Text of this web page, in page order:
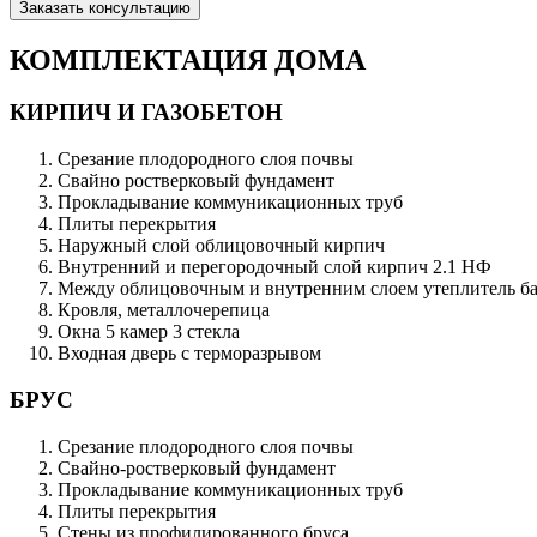
Заказать консультацию
КОМПЛЕКТАЦИЯ ДОМА
КИРПИЧ И ГАЗОБЕТОН
Срезание плодородного слоя почвы
Свайно ростверковый фундамент
Прокладывание коммуникационных труб
Плиты перекрытия
Наружный слой облицовочный кирпич
Внутренний и перегородочный слой кирпич 2.1 НФ
Между облицовочным и внутренним слоем утеплитель
Кровля, металлочерепица
Окна 5 камер 3 стекла
Входная дверь с терморазрывом
БРУС
Срезание плодородного слоя почвы
Свайно-ростверковый фундамент
Прокладывание коммуникационных труб
Плиты перекрытия
Стены из профилированного бруса